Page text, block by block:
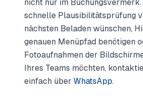
nicht nur im Buchungs­vermerk.
schnelle Plausibilitätsprüfung
nächsten Beladen wünschen,
genauen Menüpfad benötigen
Fotoaufnahmen der
Ihres Teams möchten,
einfach über WhatsApp.